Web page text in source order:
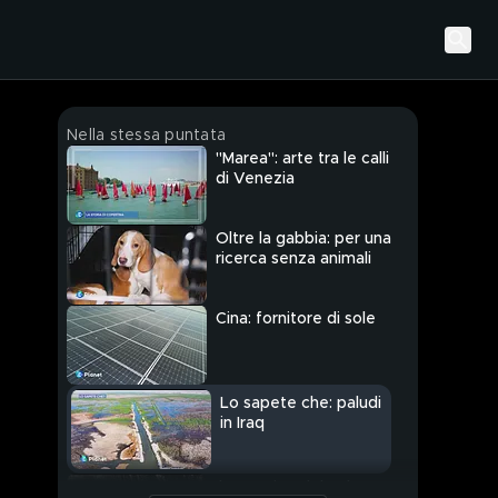
Nella stessa puntata
"Marea": arte tra le calli
di Venezia
Oltre la gabbia: per una
ricerca senza animali
Cina: fornitore di sole
Lo sapete che: paludi
in Iraq